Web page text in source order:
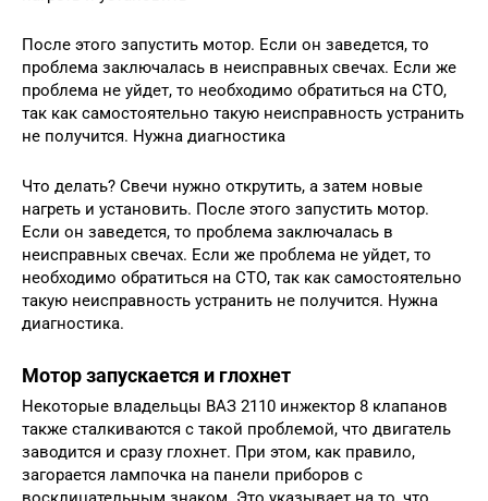
После этого запустить мотор. Если он заведется, то
проблема заключалась в неисправных свечах. Если же
проблема не уйдет, то необходимо обратиться на СТО,
так как самостоятельно такую неисправность устранить
не получится. Нужна диагностика
Что делать? Свечи нужно открутить, а затем новые
нагреть и установить. После этого запустить мотор.
Если он заведется, то проблема заключалась в
неисправных свечах. Если же проблема не уйдет, то
необходимо обратиться на СТО, так как самостоятельно
такую неисправность устранить не получится. Нужна
диагностика.
Мотор запускается и глохнет
Некоторые владельцы ВАЗ 2110 инжектор 8 клапанов
также сталкиваются с такой проблемой, что двигатель
заводится и сразу глохнет. При этом, как правило,
загорается лампочка на панели приборов с